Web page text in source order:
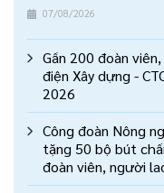
07/08/2026
Gần 200 đoàn
điện Xây dựng -
2026
Công đoàn Nông
tặng 50 bộ bút
đoàn viên, người